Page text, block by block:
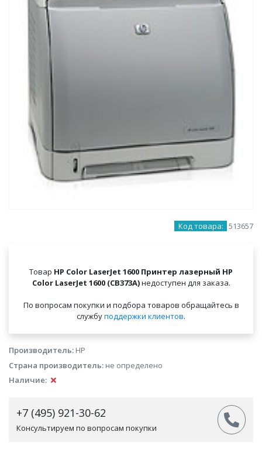
Код товара: 513657
Товар HP Color LaserJet 1600 Принтер лазерный HP
Color LaserJet 1600 (CB373A)недоступен для заказа.
По вопросам покупки и подбора товаров обращайтесь в
службуподдержки клиентов.
Производитель: HP
Страна производитель: не определено
Наличие:
+7 (495) 921-30-62
Консультируем по вопросам покупки